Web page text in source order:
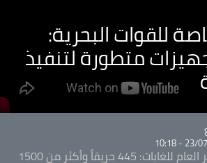
للقوات البحرية:
متطورة لتنفيذ
23/07/
المدير العام للغابات: 445 حريقاً وأكثر من 1500